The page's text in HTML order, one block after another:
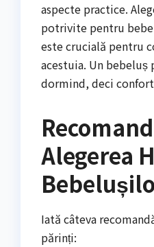
aspecte practice.
potrivite pentru
este crucială pentru
acestuia. Un
dormind, deci
Alegerea
Iată câteva
părinți: